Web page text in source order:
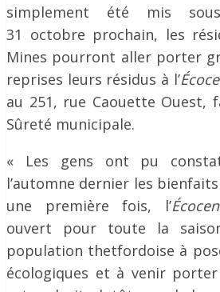
simplement été mis sous
31 octobre prochain, les
Mines pourront aller porter
reprises leurs résidus à l’
au 251, rue Caouette Ouest,
Sûreté municipale.
« Les gens ont pu
l’automne dernier les
une première fois, l’
ouvert pour toute la
population thetfordoise à
écologiques et à venir